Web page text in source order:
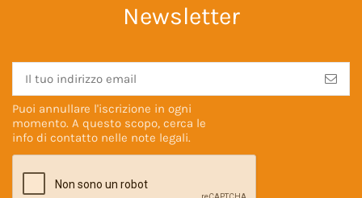
Newsletter
Puoi annullare l'iscrizione in ogni
momento. A questo scopo, cerca le
info di contatto nelle note legali.